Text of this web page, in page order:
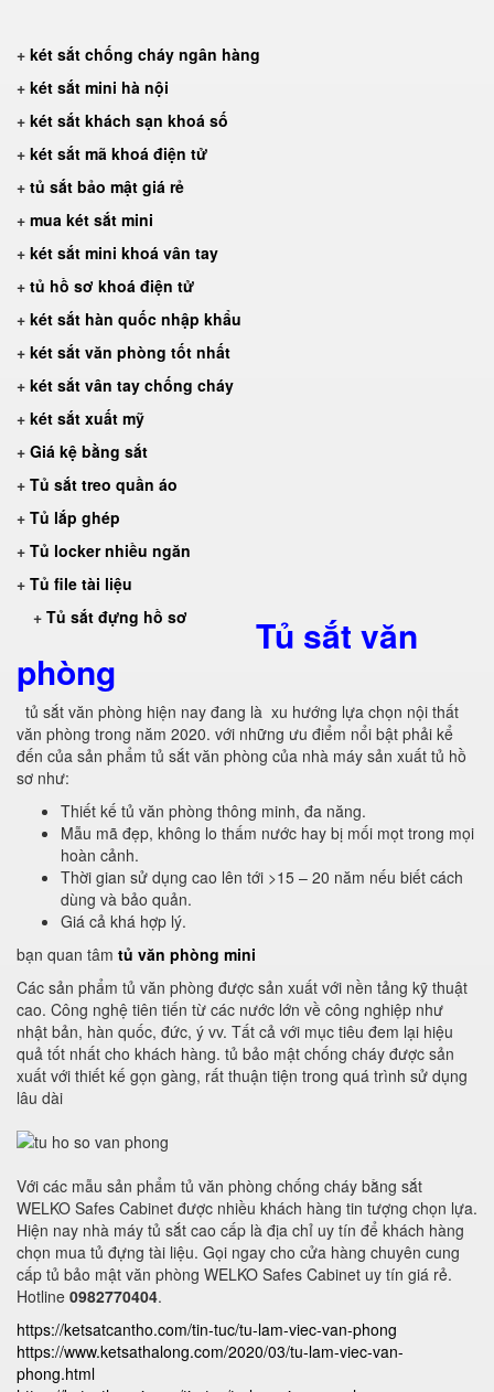
+ két sắt chống cháy ngân hàng
+ két sắt mini hà nội
+ két sắt khách sạn khoá số
+ két sắt mã khoá điện tử
+ tủ sắt bảo mật giá rẻ
+ mua két sắt mini
+ két sắt mini khoá vân tay
+ tủ hồ sơ khoá điện tử
+ két sắt hàn quốc nhập khẩu
+ két sắt văn phòng tốt nhất
+ két sắt vân tay chống cháy
+ két sắt xuất mỹ
+ Giá kệ bằng sắt
+ Tủ sắt treo quần áo
+ Tủ lắp ghép
+ Tủ locker nhiều ngăn
+ Tủ file tài liệu
+ Tủ sắt đựng hồ sơ Tủ sắt văn
phòng
tủ sắt văn phòng hiện nay đang là xu hướng lựa chọn nội thất
văn phòng trong năm 2020. với những ưu điểm nổi bật phải kể
đến của sản phẩm tủ sắt văn phòng của nhà máy sản xuất tủ hồ
sơ như:
Thiết kế tủ văn phòng thông minh, đa năng.
Mẫu mã đẹp, không lo thấm nước hay bị mối mọt trong mọi
hoàn cảnh.
Thời gian sử dụng cao lên tới >15 – 20 năm nếu biết cách
dùng và bảo quản.
Giá cả khá hợp lý.
bạn quan tâm tủ văn phòng mini
Các sản phẩm tủ văn phòng được sản xuất với nền tảng kỹ thuật
cao. Công nghệ tiên tiến từ các nước lớn về công nghiệp như
nhật bản, hàn quốc, đức, ý vv. Tất cả với mục tiêu đem lại hiệu
quả tốt nhất cho khách hàng. tủ bảo mật chống cháy được sản
xuất với thiết kế gọn gàng, rất thuận tiện trong quá trình sử dụng
lâu dài
Với các mẫu sản phẩm tủ văn phòng chống cháy bằng sắt
WELKO Safes Cabinet được nhiều khách hàng tin tượng chọn lựa.
Hiện nay nhà máy tủ sắt cao cấp là địa chỉ uy tín để khách hàng
chọn mua tủ đựng tài liệu. Gọi ngay cho cửa hàng chuyên cung
cấp tủ bảo mật văn phòng WELKO Safes Cabinet uy tín giá rẻ.
Hotline 0982770404.
https://ketsatcantho.com/tin-tuc/tu-lam-viec-van-phong
https://www.ketsathalong.com/2020/03/tu-lam-viec-van-
phong.html